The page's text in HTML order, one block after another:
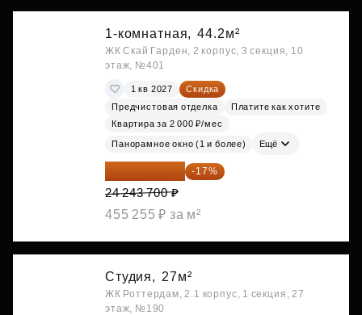
1-комнатная, 44.2м²
ЖК Скай Гарден, 2 корпус, 3 секция, 10
этаж, №401
1 кв 2027
Скидка
Предчистовая отделка
Платите как хотите
Квартира за 2 000 ₽/мес
Панорамное окно (1 и более) Ещё
20 122 271 ₽ -17%
24 243 700 ₽
455 255 ₽ за м²
Студия, 27м²
ЖК Роттердам, 2.1 корпус, 1 секция, 27
этаж, №190